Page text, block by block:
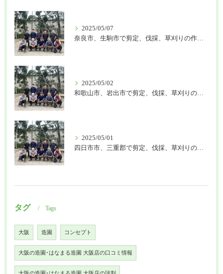
2025/05/07
奈良市、生駒市で剪定、伐採、草刈りの作業を頼むなら はなまる造園
2025/05/02
和歌山市、岩出市で剪定、伐採、草刈りの作業を頼むなら はなまる造園
2025/05/01
四日市市、三重郡で剪定、伐採、草刈りの作業を頼むなら はなまる造園
タグ Tags
大阪 造園 コンセプト
大阪の造園･はなまる造園 大阪店の口コミ情報